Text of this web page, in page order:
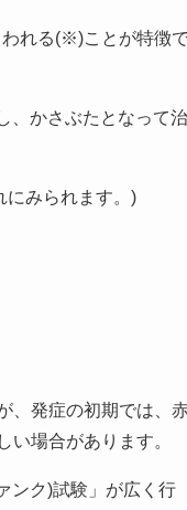
われる(※)ことが特徴
、かさぶたとなって治
にみられます。)
、発症の初期では、
場合があります。
ンク)試験」が広く行